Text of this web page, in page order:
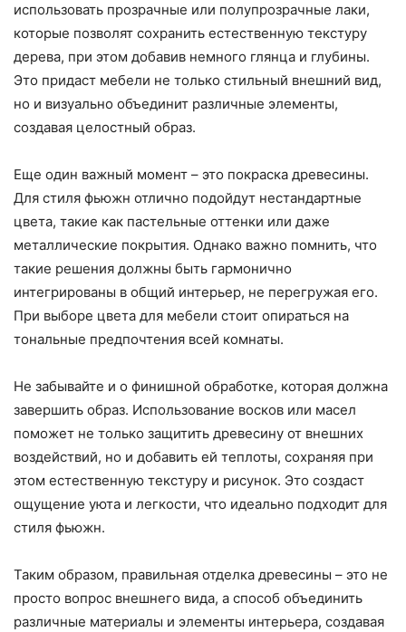
использовать прозрачные или полупрозрачные лаки,
которые позволят сохранить естественную текстуру
дерева, при этом добавив немного глянца и глубины.
Это придаст мебели не только стильный внешний вид,
но и визуально объединит различные элементы,
создавая целостный образ.
Еще один важный момент – это покраска древесины.
Для стиля фьюжн отлично подойдут нестандартные
цвета, такие как пастельные оттенки или даже
металлические покрытия. Однако важно помнить, что
такие решения должны быть гармонично
интегрированы в общий интерьер, не перегружая его.
При выборе цвета для мебели стоит опираться на
тональные предпочтения всей комнаты.
Не забывайте и о финишной обработке, которая должна
завершить образ. Использование восков или масел
поможет не только защитить древесину от внешних
воздействий, но и добавить ей теплоты, сохраняя при
этом естественную текстуру и рисунок. Это создаст
ощущение уюта и легкости, что идеально подходит для
стиля фьюжн.
Таким образом, правильная отделка древесины – это не
просто вопрос внешнего вида, а способ объединить
различные материалы и элементы интерьера, создавая